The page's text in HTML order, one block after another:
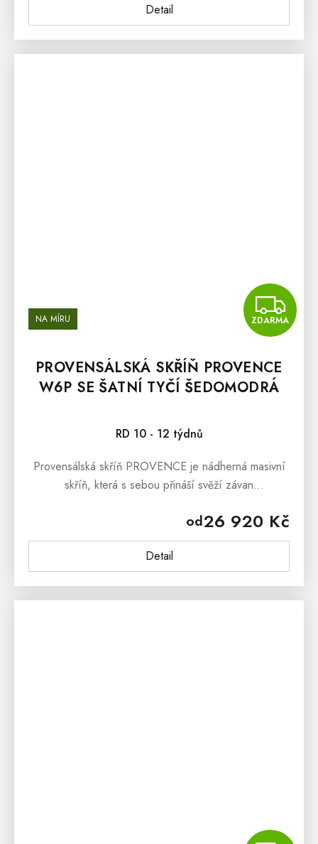
Detail
NA MÍRU ZDARMA
PROVENSÁLSKÁ SKŘÍŇ PROVENCE
W6P SE ŠATNÍ TYČÍ ŠEDOMODRÁ
RD 10 - 12 týdnů
od26 920 Kč
Detail
Provensálská skříň PROVENCE je nádherná masivní
skříň, která s sebou přináší svěží závan
skříň PROVENCE je vyrobena z masivního
bukového...